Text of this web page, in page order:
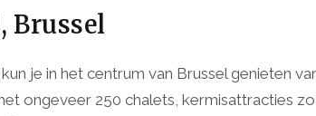
Brussel
je in het centrum van Brussel genieten
ongeveer 250 chalets, kermisattracties